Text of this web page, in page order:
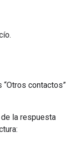
contactos”
la respuesta